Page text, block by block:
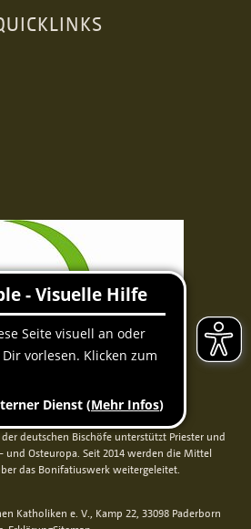
deutschen Bischöfe unterstützt Priester und
Osteuropa. Seit 2014 werden die Mittel
das Bonifatiuswerk weitergeleitet.
Katholiken e. V., Kamp 22, 33098 Paderborn